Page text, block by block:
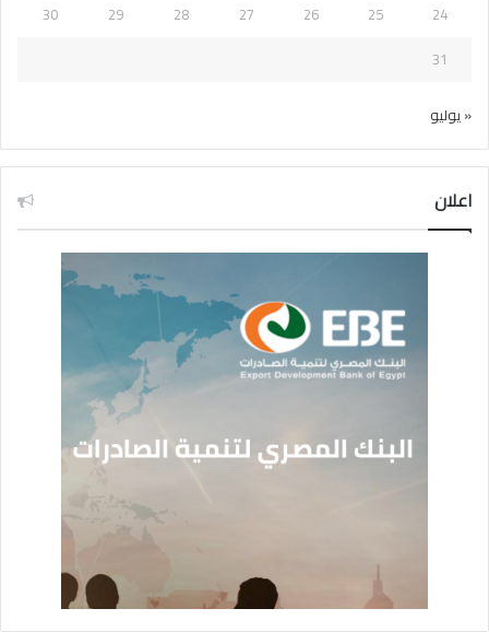
24
25
26
27
28
29
30
31
« يوليو
اعلان